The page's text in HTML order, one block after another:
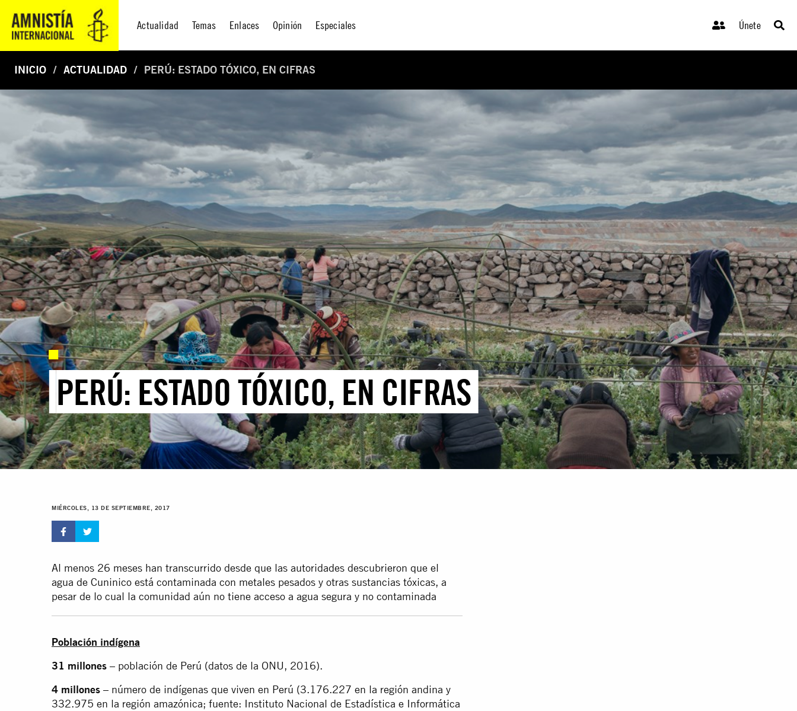
Actualidad Temas Enlaces Opinión Especiales Únete
INICIO ACTUALIDAD PERÚ: ESTADO TÓXICO, EN CIFRAS
PERÚ: ESTADO TÓXICO, EN CIFRAS
MIÉRCOLES, 13 DE SEPTIEMBRE, 2017
Al menos 26 meses han transcurrido desde que las autoridades descubrieron que el
agua de Cuninico está contaminada con metales pesados y otras sustancias tóxicas, a
pesar de lo cual la comunidad aún no tiene acceso a agua segura y no contaminada
Población indígena
31 millones – población de Perú (datos de la ONU, 2016).
4 millones – número de indígenas que viven en Perú (3.176.227 en la región andina y
332.975 en la región amazónica; fuente: Instituto Nacional de Estadística e Informática